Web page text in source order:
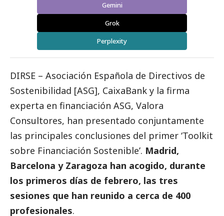
Gemini
Grok
Perplexity
DIRSE – Asociación Española de Directivos de
Sostenibilidad [ASG], CaixaBank y la firma
experta en financiación ASG, Valora
Consultores, han presentado conjuntamente
las principales conclusiones del primer ‘Toolkit
sobre Financiación Sostenible’. Madrid,
Barcelona y Zaragoza han acogido, durante
los primeros días de febrero, las tres
sesiones que han reunido a cerca de 400
profesionales.